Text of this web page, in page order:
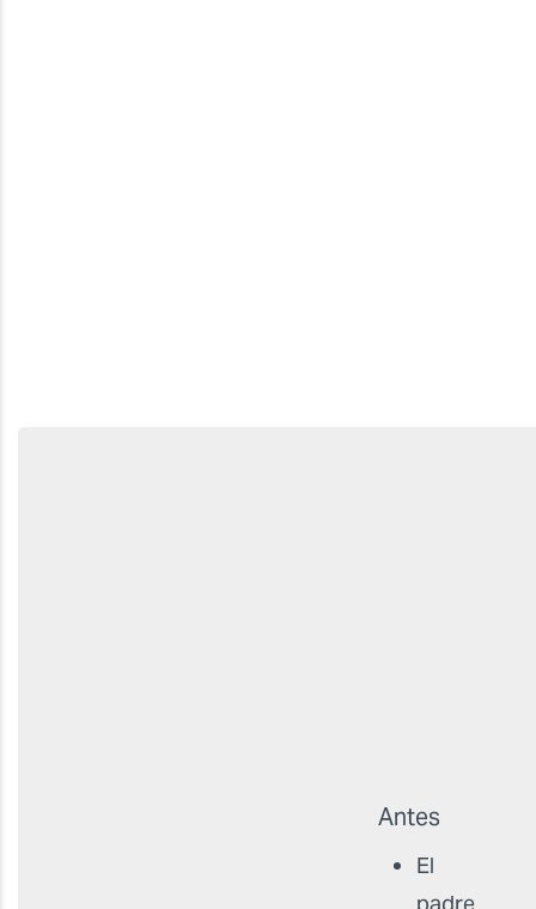
Antes
El
padre